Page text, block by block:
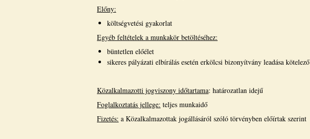
Előny:
költségvetési gyakorlat
Egyéb feltételek a munkakör betöltéséhez:
büntetlen előélet
sikeres pályázati elbírálás esetén erkölcsi bizonyítvány leadása kötelező
Közalkalmazotti jogviszony időtartama: határozatlan idejű
Foglalkoztatás jellege: teljes munkaidő
Fizetés: a Közalkalmazottak jogállásáról szóló törvényben előírtak szerint